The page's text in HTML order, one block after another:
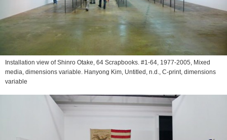
Installation view of Shinro Otake, 64 Scrapbooks. #1-64, 1977-2005, Mixed
media, dimensions variable. Hanyong Kim, Untitled , n.d., C-print, dimensions
variable